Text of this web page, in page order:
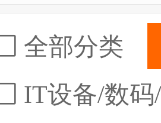
全部分类
IT设备/数码